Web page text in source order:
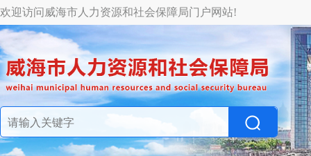
欢迎访问威海市人力资源和社会保障局门户网站!